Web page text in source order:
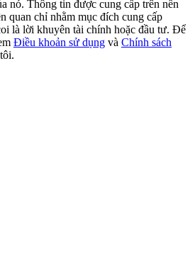
10% APR
| Daily Rewards
nó. Thông tin được cung cấp trên nền
quan chỉ nhằm mục đích cung cấp
là lời khuyên tài chính hoặc đầu tư. Để
Điều khoản sử dụng và Chính sách